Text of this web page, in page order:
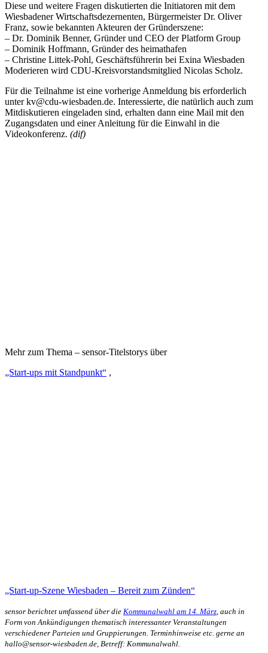
Diese und weitere Fragen diskutierten die Initiatoren mit dem
Wiesbadener Wirtschaftsdezernenten, Bürgermeister Dr. Oliver
Franz, sowie bekannten Akteuren der Gründerszene:
– Dr. Dominik Benner, Gründer und CEO der Platform Group
– Dominik Hoffmann, Gründer des heimathafen
– Christine Littek-Pohl, Geschäftsführerin bei Exina Wiesbaden
Moderieren wird CDU-Kreisvorstandsmitglied Nicolas Scholz.
Für die Teilnahme ist eine vorherige Anmeldung bis erforderlich
unter kv@cdu-wiesbaden.de. Interessierte, die natürlich auch zum
Mitdiskutieren eingeladen sind, erhalten dann eine Mail mit den
Zugangsdaten und einer Anleitung für die Einwahl in die
Videokonferenz. (dif)
Mehr zum Thema – sensor-Titelstorys über
„Start-ups mit Standpunkt“ ,
„Start-up-Szene Wiesbaden – Bereit zum Zünden“
sensor berichtet umfassend über die Kommunalwahl am 14. März, auch in
Form von Ankündigungen thematisch interessanter Veranstaltungen
verschiedener Parteien und Gruppierungen. Terminhinweise etc. gerne an
hallo@sensor-wiesbaden.de, Betreff: Kommunalwahl.